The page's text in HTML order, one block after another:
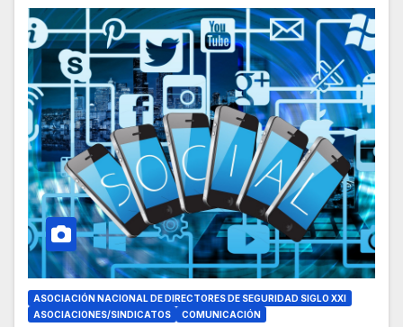
ASOCIACIÓN NACIONAL DE DIRECTORES DE SEGURIDAD SIGLO XXI
ASOCIACIONES/SINDICATOS
COMUNICACIÓN